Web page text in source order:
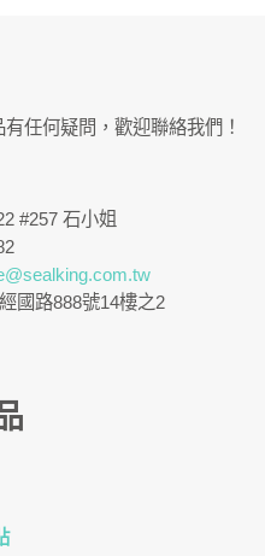
任何疑問，歡迎聯絡我們！
#257 石小姐
國路888號14樓之2